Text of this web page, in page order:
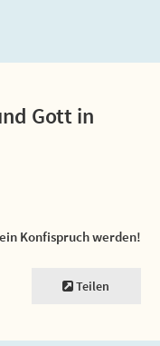
Gott in
Konfispruch werden!
Teilen